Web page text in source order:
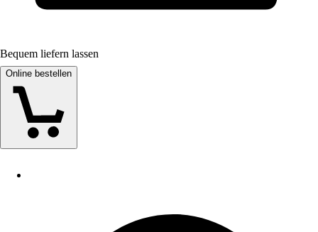
Bequem liefern lassen
Online bestellen